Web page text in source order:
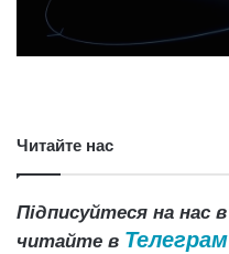
Читайте нас
Підписуйтеся на нас в
читайте в Телеграм